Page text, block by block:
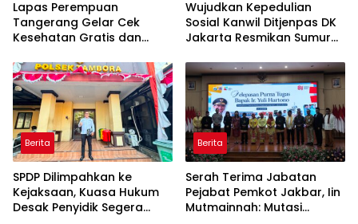
Lapas Perempuan
Tangerang Gelar Cek
Kesehatan Gratis dan
DNA bagi Petugas dan
Warga Binaan
Wujudkan Kepedulian
Sosial Kanwil Ditjenpas DK
Jakarta Resmikan Sumur
Berita
SPDP Dilimpahkan ke
Kejaksaan, Kuasa Hukum
Desak Penyidik Segera
Berita
Serah Terima Jabatan
Pejabat Pemkot Jakbar, Iin
Mutmainnah: Mutasi